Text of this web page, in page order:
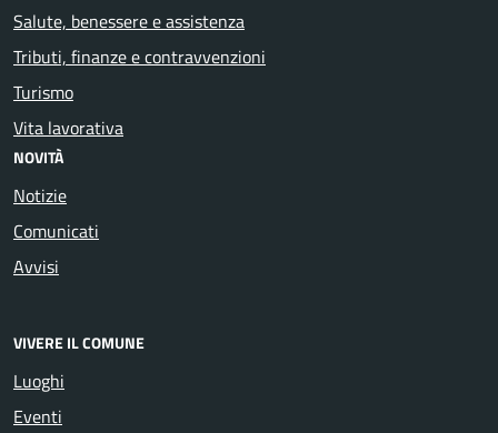
Salute, benessere e assistenza
Tributi, finanze e contravvenzioni
Turismo
Vita lavorativa
NOVITÀ
Notizie
Comunicati
Avvisi
VIVERE IL COMUNE
Luoghi
Eventi